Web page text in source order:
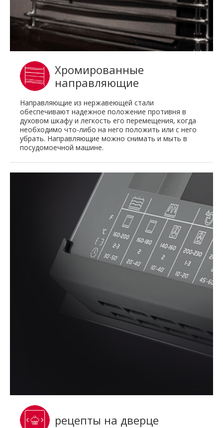
Хромированные
направляющие
Направляющие из нержавеющей стали
обеспечивают надежное положение противня в
духовом шкафу и легкость его перемещения, когда
необходимо что-либо на него положить или с него
убрать. Направляющие можно снимать и мыть в
посудомоечной машине.
рецепты на дверце